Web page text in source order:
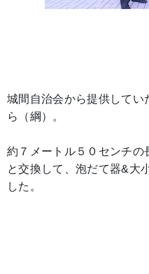
城間自治会から提供してい
ら（綱）。
約７メートル５０センチの
と交換して、泡だて器&大
した。